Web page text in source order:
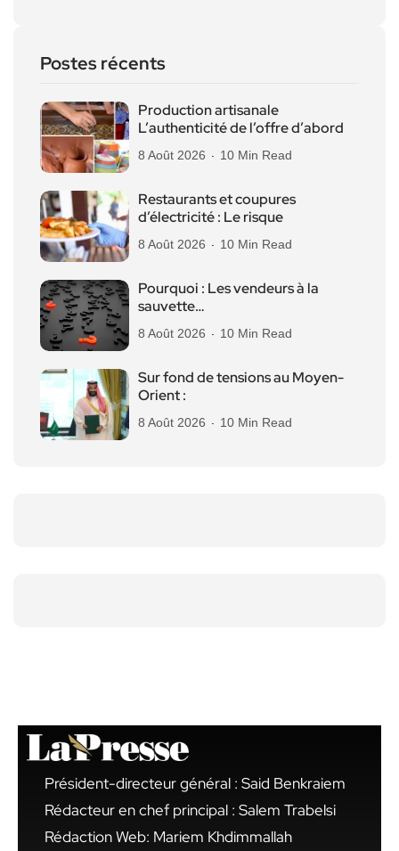
Postes récents
Production artisanale
L’authenticité de l’offre d’abord
8 Août 2026 10 Min Read
Restaurants et coupures
d’électricité : Le risque
8 Août 2026 10 Min Read
Pourquoi : Les vendeurs à la
sauvette…
8 Août 2026 10 Min Read
Sur fond de tensions au Moyen-
Orient :
8 Août 2026 10 Min Read
Président-directeur général : Said Benkraiem
Rédacteur en chef principal : Salem Trabelsi
Rédaction Web: Mariem Khdimmallah